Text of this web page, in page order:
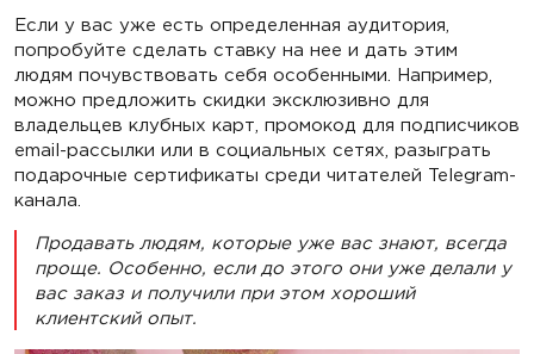
Если у вас уже есть определенная аудитория,
попробуйте сделать ставку на нее и дать этим
людям почувствовать себя особенными. Например,
можно предложить скидки эксклюзивно для
владельцев клубных карт, промокод для подписчиков
email-рассылки или в социальных сетях, разыграть
подарочные сертификаты среди читателей Telegram-
канала.
Продавать людям, которые уже вас знают, всегда
проще. Особенно, если до этого они уже делали у
вас заказ и получили при этом хороший
клиентский опыт.